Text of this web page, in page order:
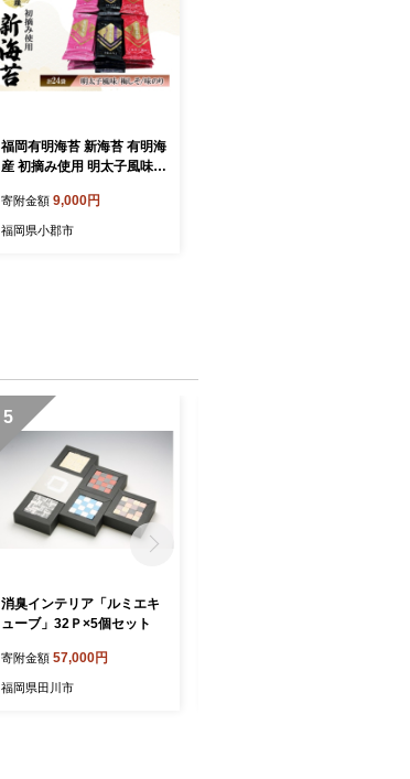
福岡有明海苔 新海苔 有明海
産 初摘み使用 明太子風味・
苔 のり
寄附金額 9,000円
福岡県小郡市
5
消臭インテリア「ルミエキ
ューブ」32Ｐ×5個セット
寄附金額 57,000円
福岡県田川市